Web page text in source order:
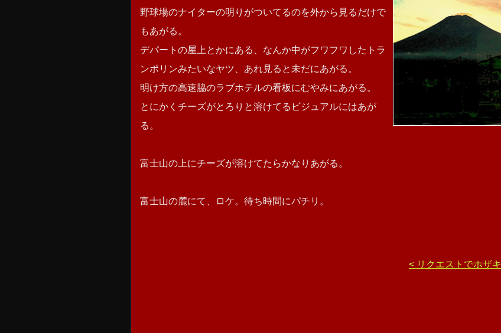
野球場のナイターの明りがついてるのを外から見るだけで
もあがる。
デパートの屋上とかにある、なんか中がフワフワしたトラ
ンポリンみたいなヤツ、あれ見ると未だにあがる。
明け方の高速脇のラブホテルの看板にむやみにあがる。
とにかくチーズがとろりと溶けてるビジュアルにはあが
る。
富士山の上にチーズが溶けてたらかなりあがる。
富士山の麓にて、ロケ。待ち時間にパチリ。
< リクエストでホザキ